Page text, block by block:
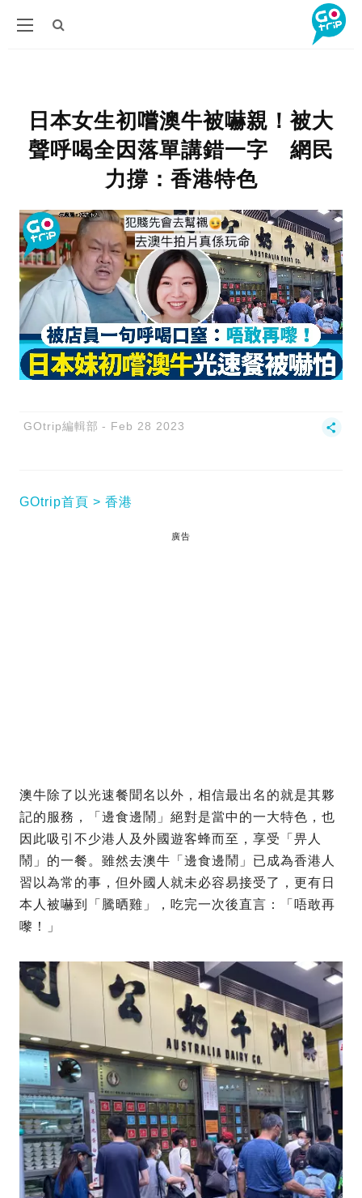
日本女生初嚐澳牛被嚇親！被大
聲呼喝全因落單講錯一字 網民
力撐：香港特色
GOtrip編輯部 Feb 28 2023
GOtrip首頁 香港
廣告
澳牛除了以光速餐聞名以外，相信最出名的就是其夥
記的服務，「邊食邊鬧」絕對是當中的一大特色，也
因此吸引不少港人及外國遊客蜂而至，享受「畀人
鬧」的一餐。雖然去澳牛「邊食邊鬧」已成為香港人
習以為常的事，但外國人就未必容易接受了，更有日
本人被嚇到「騰晒雞」，吃完一次後直言：「唔敢再
嚟！」